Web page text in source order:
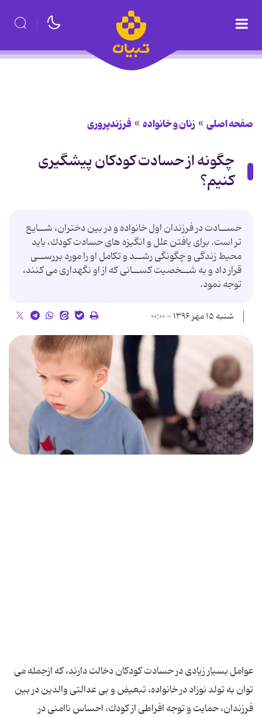
صفحه اصلی زنان و خانواده فرزندپروری
چگونه از حسادت کودکان پیشگیرى
کنیم؟
حســادت در فرزندان اول خانواده و در بین دختران، شــایع
تر است. براى یافتن علل و انگیزه هاى حسادت کودك، باید
محیط زندگى و چگونگى رشــد و تکامل او را مورد بررســى
قرار داد و به شــخصیت کســانى که از او نگهدارى مى کنند،
توجه نمود.
شنبه ۱۵ مهر ۱۳۹۶ - ۰۰:۰۰
عوامل بسیار زیادى در حسادت کودکان دخالت دارند، که ازجمله مى
توان به تولد نوزاد در خانواده، تبعیض و بى عدالتى والدین در بین
فرزندان، حمایت و توجه افراطى از کودك، احساس ناامنى در